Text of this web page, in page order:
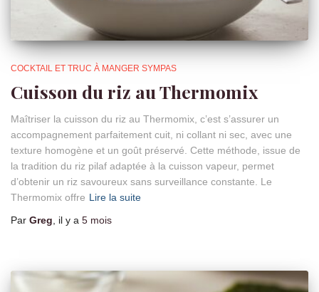
COCKTAIL ET TRUC À MANGER SYMPAS
Cuisson du riz au Thermomix
Maîtriser la cuisson du riz au Thermomix, c’est s’assurer un
accompagnement parfaitement cuit, ni collant ni sec, avec une
texture homogène et un goût préservé. Cette méthode, issue de
la tradition du riz pilaf adaptée à la cuisson vapeur, permet
d’obtenir un riz savoureux sans surveillance constante. Le
Thermomix offre Lire la suite
Par Greg , il y a 5 mois